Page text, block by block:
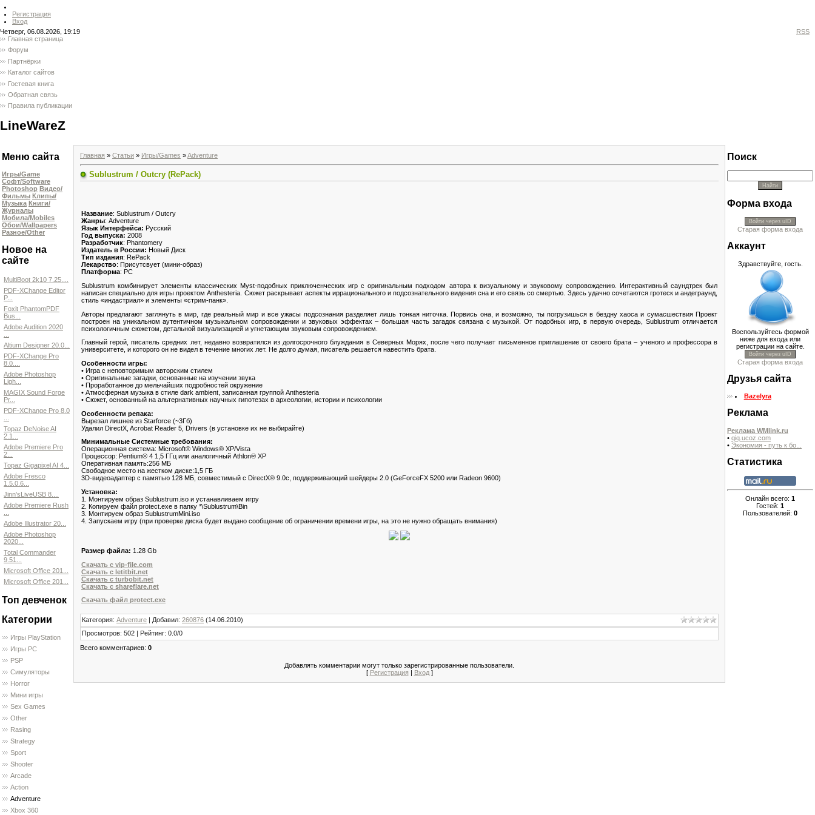
Регистрация
Вход
Четверг, 06.08.2026, 19:19
RSS
Главная страница
Форум
Партнёрки
Каталог сайтов
Гостевая книга
Обратная связь
Правила публикации
LineWareZ
Меню сайта
Игры/Game
Софт/Software
Photoshop Видео/
Фильмы Клипы/
Музыка Книги/
Журналы
Мобила/Mobiles
Обои/Wallpapers
Разное/Other
Новое на
сайте
MultiBoot 2k10 7.25....
PDF-XChange Editor
P...
Foxit PhantomPDF
Bus...
Adobe Audition 2020
Altium Designer 20.0...
PDF-XChange Pro
8.0....
Adobe Photoshop
Ligh...
MAGIX Sound Forge
Pr...
PDF-XChange Pro 8.0
Topaz DeNoise AI
2.1...
Adobe Premiere Pro
2...
Topaz Gigapixel AI 4...
Adobe Fresco
1.5.0.6...
Jinn'sLiveUSB 8....
Adobe Premiere Rush
Adobe Illustrator 20...
Adobe Photoshop
2020...
Total Commander
9.51...
Microsoft Office 201...
Microsoft Office 201...
Топ девченок
Категории
Игры PlayStation
Игры PC
PSP
Симуляторы
Horror
Мини игры
Sex Games
Other
Rasing
Strategy
Sport
Shooter
Arcade
Action
Adventure
Xbox 360
Главная » Статьи » Игры/Games »Adventure
Sublustrum / Outcry (RePack)
Название: Sublustrum / Outcry
Жанры: Adventure
Язык Интерфейса: Русский
Год выпуска: 2008
Разработчик: Phantomery
Издатель в России: Новый Диск
Тип издания: RePack
Лекарство: Присутсвует (мини-образ)
Платформа: PC
Sublustrum комбинирует элементы классических Myst-подобных приключенческих игр с оригинальным подходом автора к визуальному и звуковому сопровождению. Интерактивный саундтрек был
написан специально для игры проектом Anthesteria. Сюжет раскрывает аспекты иррационального и подсознательного видения сна и его связь со смертью. Здесь удачно сочетаются гротеск и андеграунд,
стиль «индастриал» и элементы «стрим-панк».
Авторы предлагают заглянуть в мир, где реальный мир и все ужасы подсознания разделяет лишь тонкая ниточка. Порвись она, и возможно, ты погрузишься в бездну хаоса и сумасшествия Проект
построен на уникальном аутентичном музыкальном сопровождении и звуковых эффектах – большая часть загадок связана с музыкой. От подобных игр, в первую очередь, Sublustrum отличается
психологичным сюжетом, детальной визуализацией и угнетающим звуковым сопровождением.
Главный герой, писатель средних лет, недавно возвратился из долгосрочного блуждания в Северных Морях, после чего получает письменное приглашение от своего брата – ученого и профессора в
университете, и которого он не видел в течение многих лет. Не долго думая, писатель решается навестить брата.
Особенности игры:
• Игра с неповторимым авторским стилем
• Оригинальные загадки, основанные на изучении звука
• Проработанное до мельчайших подробностей окружение
• Атмосферная музыка в стиле dark ambient, записанная группой Anthesteria
• Сюжет, основанный на альтернативных научных гипотезах в археологии, истории и психологии
Особенности репака:
Вырезал лишнее из Starforce (~3Гб)
Удалил DirectX, Acrobat Reader 5, Drivers (в установке их не выбирайте)
Минимальные Системные требования:
Операционная система: Microsoft® Windows® XP/Vista
Процессор: Pentium® 4 1,5 ГГц или аналогичный Athlon® XP
Оперативная память:256 МБ
Свободное место на жестком диске:1,5 ГБ
3D-видеоадаптер с памятью 128 МБ, совместимый с DirectX® 9.0c, поддерживающий шейдеры 2.0 (GeForceFX 5200 или Radeon 9600)
Установка:
1. Монтируем образ Sublustrum.iso и устанавливаем игру
2. Копируем файл protect.exe в папку *\Sublustrum\Bin
3. Монтируем образ SublustrumMini.iso
4. Запускаем игру (при проверке диска будет выдано сообщение об ограничении времени игры, на это не нужно обращать внимания)
Размер файла: 1.28 Gb
Скачать с vip-file.com
Скачать с letitbit.net
Скачать с turbobit.net
Скачать с shareflare.net
Скачать файл protect.exe
Категория: Adventure | Добавил: 260876 (14.06.2010)
Просмотров: 502 | Рейтинг: 0.0/0
Всего комментариев: 0
Добавлять комментарии могут только зарегистрированные пользователи.
[ Регистрация | Вход]
Поиск
Форма входа
Войти через uID
Старая форма входа
Аккayнт
Здравствуйте, гость.
Воспользуйтесь формой
ниже для входа или
регистрации на сайте.
Войти через uID
Старая форма входа
Друзья сайта
Bazelyra
Реклама
Реклама WMlink.ru
• qiq.ucoz.com
• Экономия - путь к бо...
Статистика
Онлайн всего: 1
Гостей: 1
Пользователей: 0